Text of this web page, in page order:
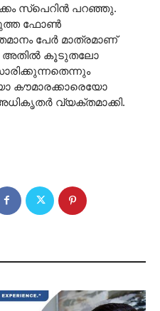
സ്പെറിന്‍ പറഞ്ഞു.
ഫോണ്‍
പേര്‍ മാത്രമാണ്
അതില്‍ കൂടുതലോ
കൗമാരക്കാരെയോ
അധികൃതര്‍ വ്യക്തമാക്കി.